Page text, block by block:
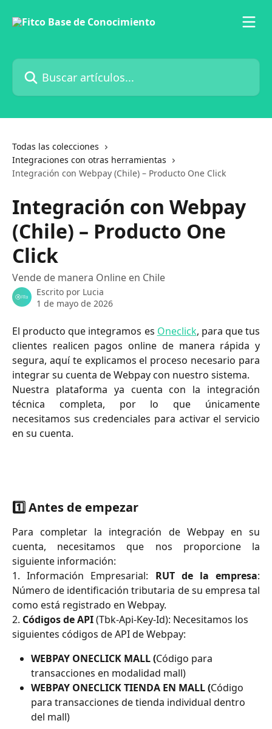
Buscar artículos...
Todas las colecciones
Integraciones con otras herramientas
Integración con Webpay (Chile) – Producto One Click
Integración con Webpay
(Chile) – Producto One
Click
Vende de manera Online en Chile
Escrito por Lucia
1 de mayo de 2026
El producto que integramos es Oneclick, para que tus
clientes realicen pagos online de manera rápida y
segura, aquí te explicamos el proceso necesario para
integrar su cuenta de Webpay con nuestro sistema.
Nuestra plataforma ya cuenta con la integración
técnica completa, por lo que únicamente
necesitamos sus credenciales para activar el servicio
en su cuenta.
1️⃣ Antes de empezar
Para completar la integración de Webpay en su
cuenta, necesitamos que nos proporcione la
siguiente información:
1. Información Empresarial: RUT de la empresa:
Número de identificación tributaria de su empresa tal
como está registrado en Webpay.
2. Códigos de API (Tbk-Api-Key-Id): Necesitamos los
siguientes códigos de API de Webpay:
WEBPAY ONECLICK MALL (Código para
transacciones en modalidad mall)
WEBPAY ONECLICK TIENDA EN MALL (Código
para transacciones de tienda individual dentro
del mall)